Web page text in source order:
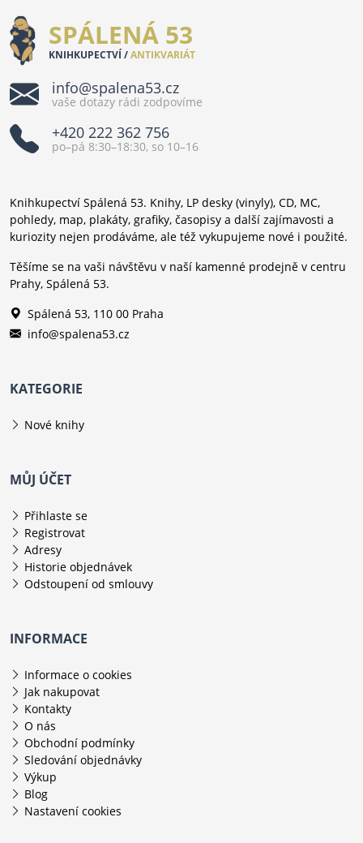
SPÁLENÁ 53
KNIHKUPECTVÍ /ANTIKVARIÁT
info@spalena53.cz
vaše dotazy rádi zodpovíme
+420 222 362 756
po–pá 8:30–18:30, so 10–16
Knihkupectví Spálená 53. Knihy, LP desky (vinyly), CD, MC,
pohledy, map, plakáty, grafiky, časopisy a další zajímavosti a
kuriozity nejen prodáváme, ale též vykupujeme nové i použité.
Těšíme se na vaši návštěvu v naší kamenné prodejně v centru
Prahy, Spálená 53.
Spálená 53, 110 00 Praha
info@spalena53.cz
KATEGORIE
Nové knihy
MŮJ ÚČET
Přihlaste se
Registrovat
Adresy
Historie objednávek
Odstoupení od smlouvy
INFORMACE
Informace o cookies
Jak nakupovat
Kontakty
O nás
Obchodní podmínky
Sledování objednávky
Výkup
Blog
Nastavení cookies